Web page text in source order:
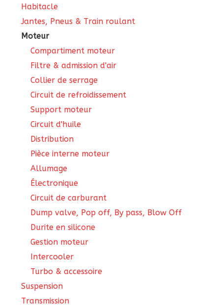
Habitacle
Jantes, Pneus & Train roulant
Moteur
Compartiment moteur
Filtre & admission d'air
Collier de serrage
Circuit de refroidissement
Support moteur
Circuit d'huile
Distribution
Pièce interne moteur
Allumage
Électronique
Circuit de carburant
Dump valve, Pop off, By pass, Blow Off
Durite en silicone
Gestion moteur
Intercooler
Turbo & accessoire
Suspension
Transmission